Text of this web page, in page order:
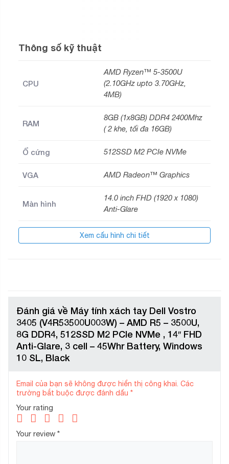
Thông số kỹ thuật
CPU
AMD Ryzen™ 5-3500U
(2.10GHz upto 3.70GHz,
4MB)
RAM
8GB (1x8GB) DDR4 2400Mhz
( 2 khe, tối đa 16GB)
Ổ cứng 512SSD M2 PCIe NVMe
VGA AMD Radeon™ Graphics
Màn hình
14.0 inch FHD (1920 x 1080)
Anti-Glare
3 cell – 45Whr
Xem cấu hình chi tiết
Đánh giá về Máy tính xách tay Dell Vostro
3405 (V4R53500U003W) – AMD R5 – 3500U,
8G DDR4, 512SSD M2 PCIe NVMe , 14″ FHD
Anti-Glare, 3 cell – 45Whr Battery, Windows
10 SL, Black
Email của bạn sẽ không được hiển thị công khai. Các
trường bắt buộc được đánh dấu *
Your rating
Your review *